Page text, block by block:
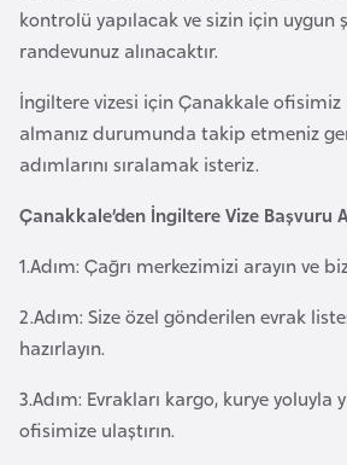
kontrolü yapılacak ve sizin için uygun
randevunuz alınacaktır.
İngiltere vizesi için Çanakkale
almanız durumunda takip etmeniz
adımlarını sıralamak isteriz.
Çanakkale’den İngiltere Vize Başvuru
1.Adım: Çağrı merkezimizi arayın ve
2.Adım: Size özel gönderilen evrak
hazırlayın.
3.Adım: Evrakları kargo, kurye yoluyla
ofisimize ulaştırın.
a
B
e
n
n
o
s
n
a